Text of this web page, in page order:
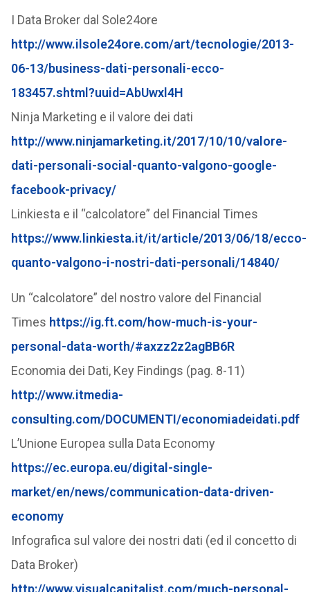
I Data Broker dal Sole24ore
http://www.ilsole24ore.com/art/tecnologie/2013-
06-13/business-dati-personali-ecco-
183457.shtml?uuid=AbUwxl4H
Ninja Marketing e il valore dei dati
http://www.ninjamarketing.it/2017/10/10/valore-
dati-personali-social-quanto-valgono-google-
facebook-privacy/
Linkiesta e il “calcolatore” del Financial Times
https://www.linkiesta.it/it/article/2013/06/18/ecco-
quanto-valgono-i-nostri-dati-personali/14840/
Un “calcolatore” del nostro valore del Financial
Times https://ig.ft.com/how-much-is-your-
personal-data-worth/#axzz2z2agBB6R
Economia dei Dati, Key Findings (pag. 8-11)
http://www.itmedia-
consulting.com/DOCUMENTI/economiadeidati.pdf
L’Unione Europea sulla Data Economy
https://ec.europa.eu/digital-single-
market/en/news/communication-data-driven-
economy
Infografica sul valore dei nostri dati (ed il concetto di
Data Broker)
http://www.visualcapitalist.com/much-personal-